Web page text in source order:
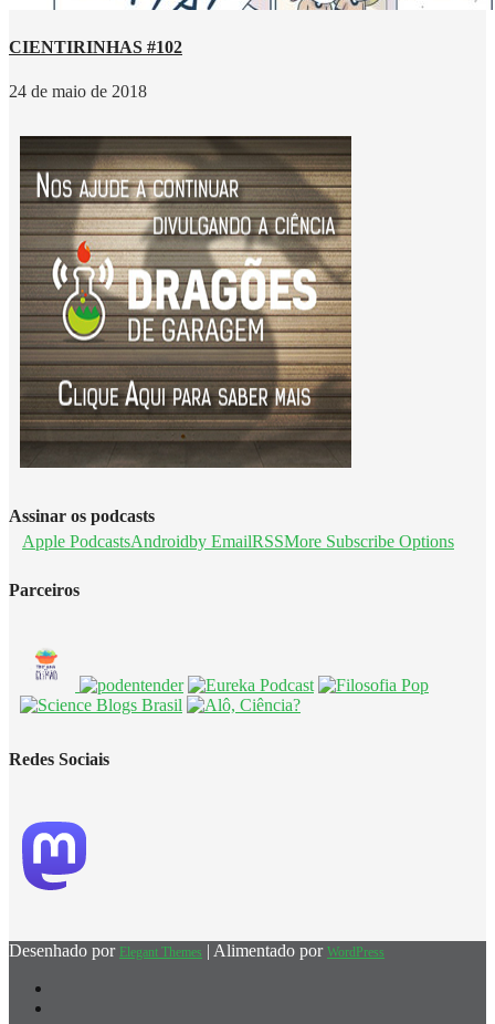
CIENTIRINHAS #102
24 de maio de 2018
Assinar os podcasts
Apple PodcastsAndroidby EmailRSSMore Subscribe Options
Parceiros
Redes Sociais
Desenhado por Elegant Themes | Alimentado por WordPress